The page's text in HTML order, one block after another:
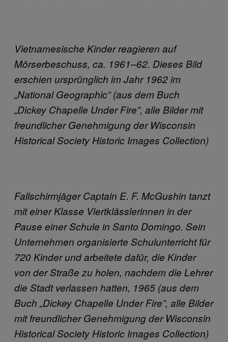
Vietnamesische Kinder reagieren auf
Mörserbeschuss, ca. 1961–62. Dieses Bild
erschien ursprünglich im Jahr 1962 im
„National Geographic” (aus dem Buch
„Dickey Chapelle Under Fire”, alle Bilder mit
freundlicher Genehmigung der Wisconsin
Historical Society Historic Images Collection)
Fallschirmjäger Captain E. F. McGushin tanzt
mit einer Klasse Viertklässlerinnen in der
Pause einer Schule in Santo Domingo. Sein
Unternehmen organisierte Schulunterricht für
720 Kinder und arbeitete dafür, die Kinder
von der Straße zu holen, nachdem die Lehrer
die Stadt verlassen hatten, 1965 (aus dem
Buch „Dickey Chapelle Under Fire”, alle Bilder
mit freundlicher Genehmigung der Wisconsin
Historical Society Historic Images Collection)